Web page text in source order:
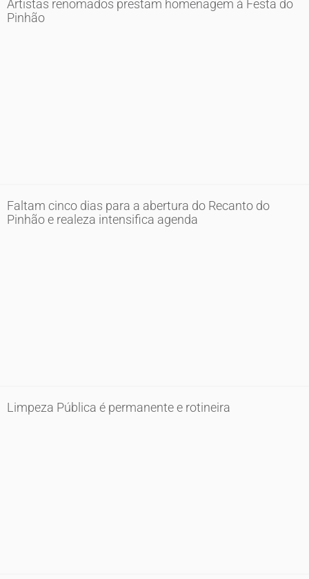
Artistas renomados prestam homenagem à Festa do
Pinhão
Faltam cinco dias para a abertura do Recanto do
Pinhão e realeza intensifica agenda
Limpeza Pública é permanente e rotineira